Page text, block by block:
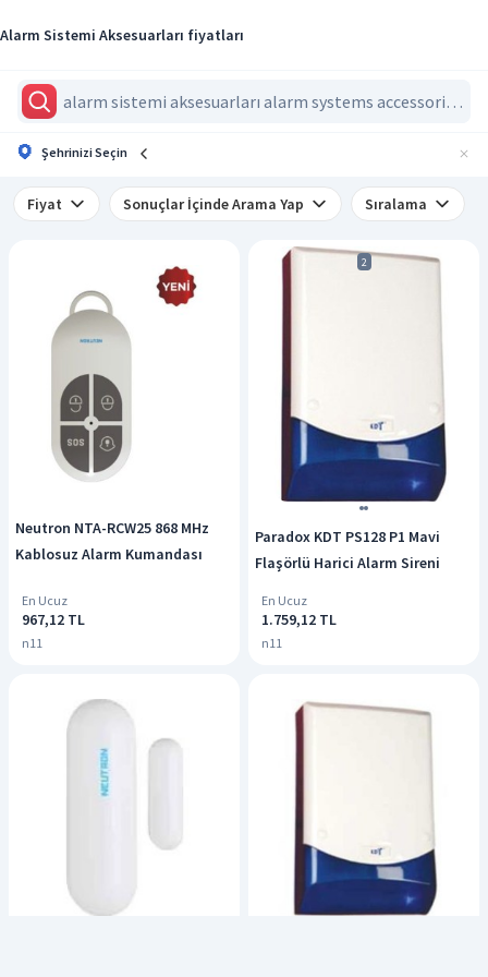
Alarm Sistemi Aksesuarları fiyatları
Şehrinizi Seçin
Fiyat Sonuçlar İçinde Arama Yap Sıralama
Neutron NTA-RCW25 868 MHz
Kablosuz Alarm Kumandası
En Ucuz
967,12 TL
n11
2
Paradox KDT PS128 P1 Mavi
Flaşörlü Harici Alarm Sireni
En Ucuz
1.759,12 TL
n11